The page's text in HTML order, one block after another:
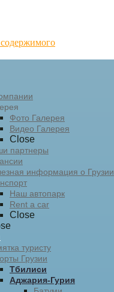
Фото Галерея
Видео Галерея
Close
партнеры
информация о Грузии
Наш автопарк
Rent a car
Close
туристу
Грузии
Тбилиси
Аджария-Гурия